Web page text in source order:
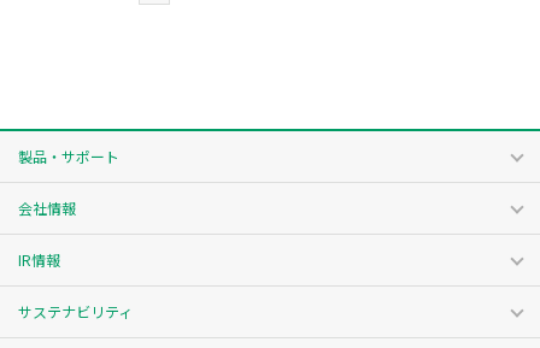
製品・サポート
会社情報
IR情報
サステナビリティ